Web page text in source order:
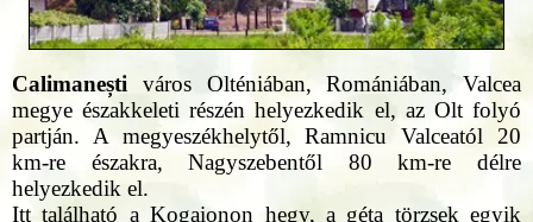
Calimanești város Olténiában, Romániában, Valcea
megye északkeleti részén helyezkedik el, az Olt folyó
partján. A megyeszékhelytől, Ramnicu Valceatól 20
km-re északra, Nagyszebentől 80 km-re délre
helyezkedik el.
Itt található a Kogaionon hegy, a géta törzsek egyik